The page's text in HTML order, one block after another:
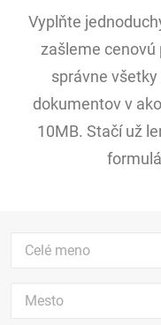
Vyplňte
zašleme
správne
dokumentov v
10MB. Stačí už